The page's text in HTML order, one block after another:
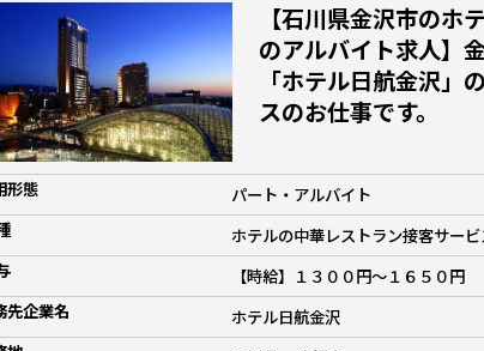
【石川県金沢市のホ
のアルバイト求人】
「ホテル日航金沢」
スのお仕事です。
形態
パート・アルバイト
ホテルの中華レストラン接客サービ
【時給】１３００円～１６５０円
先企業名
ホテル日航金沢